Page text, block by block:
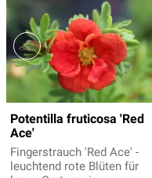
Potentilla fruticosa 'Red
Ace'
Fingerstrauch 'Red Ace' -
leuchtend rote Blüten für